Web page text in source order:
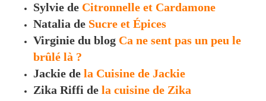
Sylvie de Citronnelle et Cardamone
Natalia de Sucre et Épices
Virginie du blog Ca ne sent pas un peu le
brûlé là ?
Jackie de la Cuisine de Jackie
Zika Riffi de la cuisine de Zika